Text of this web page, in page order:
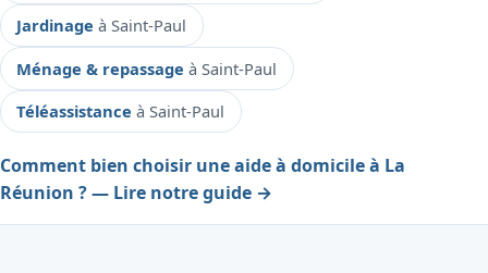
Jardinageà Saint-Paul
Ménage & repassageà Saint-Paul
Téléassistanceà Saint-Paul
Comment bien choisir une aide à domicile à La
Réunion ? — Lire notre guide →